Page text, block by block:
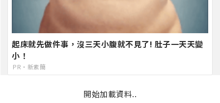
起床就先做件事，沒三天小腹就不見了! 肚子一天天變
小！
PR・新素簡
開始加載資料..